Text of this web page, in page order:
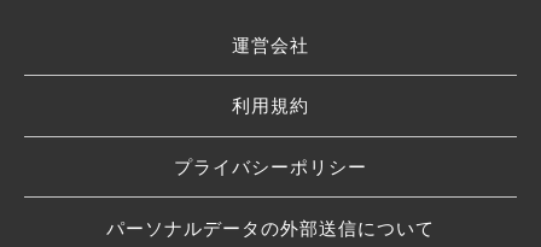
運営会社
利用規約
プライバシーポリシー
パーソナルデータの外部送信について